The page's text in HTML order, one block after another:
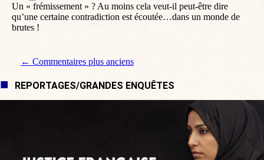
Un « frémissement » ? Au moins cela veut-il peut-être dire
qu’une certaine contradiction est écoutée…dans un monde de
brutes !
Navigation de commentaire
← Commentaires plus anciens
REPORTAGES/GRANDES ENQUÊTES